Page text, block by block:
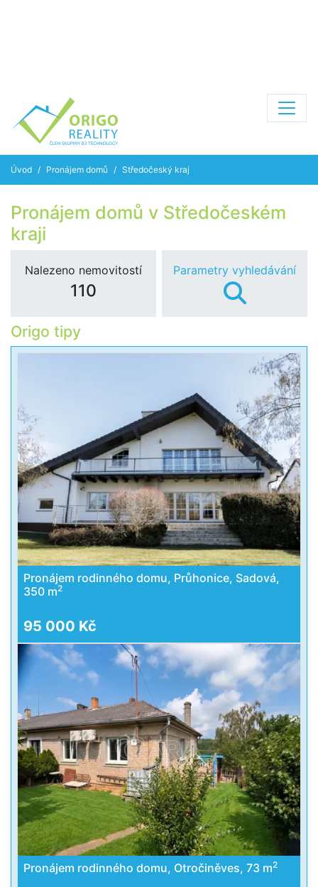
Úvod Pronájem domů Středočeský kraj
Pronájem domů v Středočeském
kraji
Nalezeno nemovitostí
110
Parametry vyhledávání
Origo tipy
Pronájem rodinného domu, Průhonice, Sadová,
350 m2
95 000 Kč
Pronájem rodinného domu, Otročiněves, 73 m2